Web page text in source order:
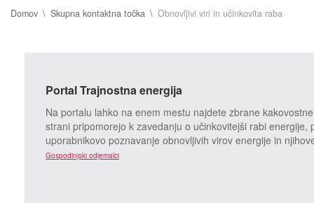
Domov Skupna kontaktna točka Obnovljivi viri in učinkovita raba
Portal Trajnostna energija
Na portalu lahko na enem mestu najdete zbrane
strani pripomorejo k zavedanju o učinkovitejši rabi energije,
uporabnikovo poznavanje obnovljivih virov energije in
Gospodinjski odjemalci